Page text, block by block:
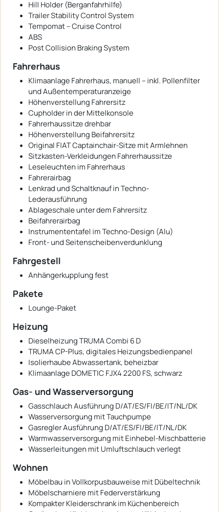
Hill Holder (Berganfahrhilfe)
Trailer Stability Control System
Tempomat – Cruise Control
ABS
Post Collision Braking System
Fahrerhaus
Klimaanlage Fahrerhaus, manuell – inkl. Pollenfilter
und Außentemperaturanzeige
Höhenverstellung Fahrersitz
Cupholder in der Mittelkonsole
Fahrerhaussitze drehbar
Höhenverstellung Beifahrersitz
Original FIAT Captainchair-Sitze mit Armlehnen
Sitzkasten-Verkleidungen Fahrerhaussitze
Leseleuchten im Fahrerhaus
Fahrerairbag
Lenkrad und Schaltknauf in Techno-
Lederausführung
Ablageschale unter dem Fahrersitz
Beifahrerairbag
Instrumententafel im Techno-Design (Alu)
Front- und Seitenscheibenverdunklung
Fahrgestell
Anhängerkupplung fest
Pakete
Lounge-Paket
Heizung
Dieselheizung TRUMA Combi 6 D
TRUMA CP-Plus, digitales Heizungsbedienpanel
Isolierhaube Abwassertank, beheizbar
Klimaanlage DOMETIC FJX4 2200 FS, schwarz
Gas- und Wasserversorgung
Gasschlauch Ausführung D/AT/ES/FI/BE/IT/NL/DK
Wasserversorgung mit Tauchpumpe
Gasregler Ausführung D/AT/ES/FI/BE/IT/NL/DK
Warmwasserversorgung mit Einhebel-Mischbatterie
Wasserleitungen mit Umluftschlauch verlegt
Wohnen
Möbelbau in Vollkorpusbauweise mit Dübeltechnik
Möbelscharniere mit Federverstärkung
Kompakter Kleiderschrank im Küchenbereich